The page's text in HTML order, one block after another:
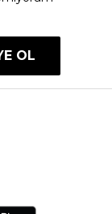
OL